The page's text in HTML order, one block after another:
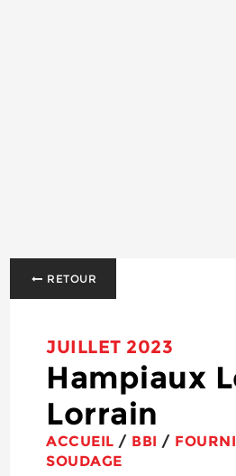
RETOUR
JUILLET 2023
Hampiaux
Lorrain
ACCUEIL / BBI /
SOUDAGE